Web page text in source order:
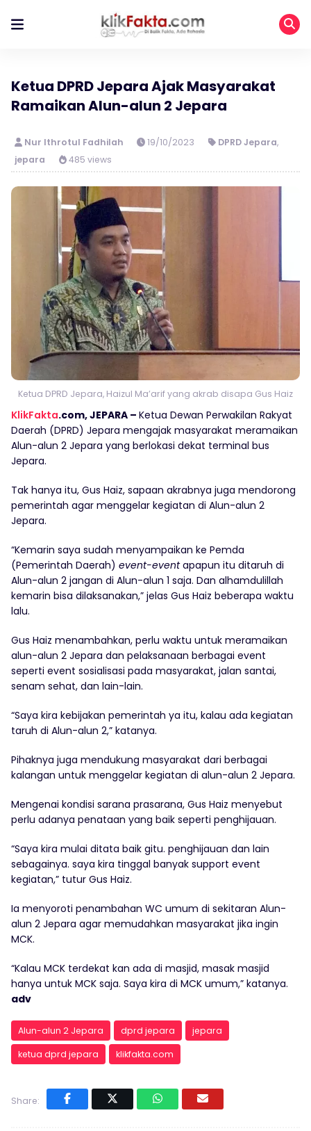
Ketua DPRD Jepara Ajak Masyarakat
Ramaikan Alun-alun 2 Jepara
Nur Ithrotul Fadhilah 19/10/2023 DPRD Jepara,
jepara
485 views
Ketua DPRD Jepara, Haizul Ma’arif yang akrab disapa Gus Haiz
KlikFakta.com, JEPARA – Ketua Dewan Perwakilan Rakyat
Daerah (DPRD) Jepara mengajak masyarakat meramaikan
Alun-alun 2 Jepara yang berlokasi dekat terminal bus
Jepara.
Tak hanya itu, Gus Haiz, sapaan akrabnya juga mendorong
pemerintah agar menggelar kegiatan di Alun-alun 2
Jepara.
“Kemarin saya sudah menyampaikan ke Pemda
(Pemerintah Daerah) event-eventapapun itu ditaruh di
Alun-alun 2 jangan di Alun-alun 1 saja. Dan alhamdulillah
kemarin bisa dilaksanakan,” jelas Gus Haiz beberapa waktu
lalu.
Gus Haiz menambahkan, perlu waktu untuk meramaikan
alun-alun 2 Jepara dan pelaksanaan berbagai event
seperti event sosialisasi pada masyarakat, jalan santai,
senam sehat, dan lain-lain.
“Saya kira kebijakan pemerintah ya itu, kalau ada kegiatan
taruh di Alun-alun 2,” katanya.
Pihaknya juga mendukung masyarakat dari berbagai
kalangan untuk menggelar kegiatan di alun-alun 2 Jepara.
Mengenai kondisi sarana prasarana, Gus Haiz menyebut
perlu adanya penataan yang baik seperti penghijauan.
“Saya kira mulai ditata baik gitu. penghijauan dan lain
sebagainya. saya kira tinggal banyak support event
kegiatan,” tutur Gus Haiz.
Ia menyoroti penambahan WC umum di sekitaran Alun-
alun 2 Jepara agar memudahkan masyarakat jika ingin
MCK.
“Kalau MCK terdekat kan ada di masjid, masak masjid
hanya untuk MCK saja. Saya kira di MCK umum,” katanya.
adv
Alun-alun 2 Jepara dprd jepara
jepara
ketua dprd jepara
klikfakta.com
Share: